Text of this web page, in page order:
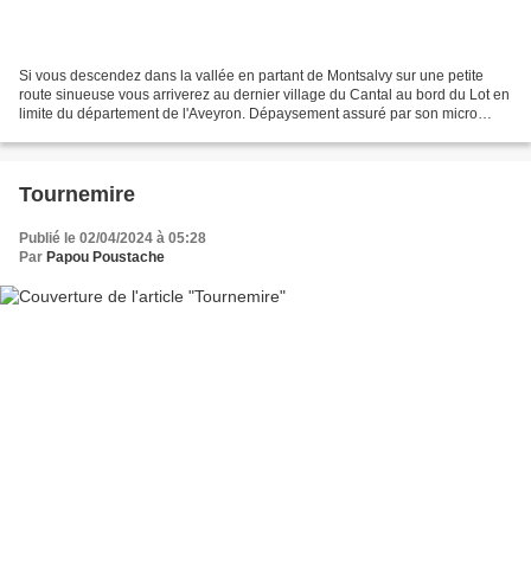
Si vous descendez dans la vallée en partant de Montsalvy sur une petite
route sinueuse vous arriverez au dernier village du Cantal au bord du Lot en
limite du département de l'Aveyron. Dépaysement assuré par son micro
Tournemire
Publié le 02/04/2024 à 05:28
Par Papou Poustache